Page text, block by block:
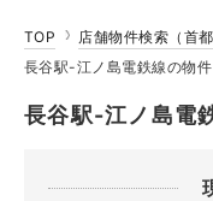
TOP
店舗物件検索（首都
長谷駅-江ノ島電鉄線の物
長谷駅-江ノ島電